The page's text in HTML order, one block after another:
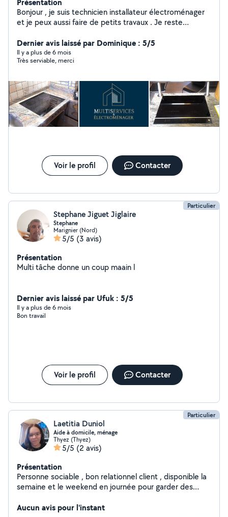
Bonjour , je suis technicien installateur électroménager
et je peux aussi faire de petits travaux . Je reste
Dernier avis laissé par Dominique : 5/5
Il y a plus de 6 mois
Très serviable, merci
Voir le profil Contacter
Particulier
Stephane Jiguet Jiglaire
Stephane
Marignier (Nord)
5/5 (3 avis)
Présentation
Multi tâche donne un coup maain l
Dernier avis laissé par Ufuk : 5/5
Il y a plus de 6 mois
Bon travail
Voir le profil Contacter
Particulier
Laetitia Duniol
Aide à domicile, ménage
Thyez (Thyez)
5/5 (2 avis)
Présentation
Personne sociable , bon relationnel client , disponible la
semaine et le weekend en journée pour garder des
Aucun avis pour l'instant